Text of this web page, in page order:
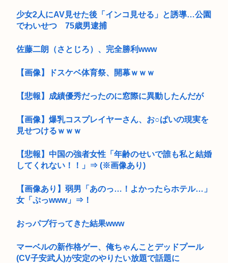
少女2人にAV見せた後「インコ見せる」と誘導…公園
でわいせつ 75歳男逮捕
佐藤二朗（さとじろ）、完全勝利www
【画像】ドスケベ体育祭、開幕ｗｗｗ
【悲報】成績優秀だったのに窓際に異動したんだが
【画像】爆乳コスプレイヤーさん、お○ぱいの現実を
見せつけるｗｗｗ
【悲報】中国の強者女性「年齢のせいで誰も私と結婚
してくれない！！」⇒ (※画像あり)
【画像あり】弱男「あのっ…！よかったらホテル…」
女「ぷっwww」⇒！
おっパブ行ってきた結果www
マーベルの新作格ゲー、俺ちゃんことデッドプール
(CV子安武人)が安定のやりたい放題で話題に